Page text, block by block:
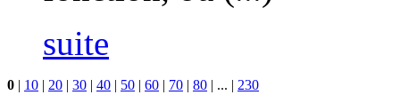
suite
0 | 10 | 20 | 30 | 40 | 50 | 60 | 70 | 80 | ... | 230